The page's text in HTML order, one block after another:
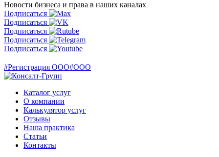
Новости бизнеса и права в наших каналах
Подписаться
Подписаться
Подписаться
Подписаться
Подписаться
#Регистрация ООО#ООО
Каталог услуг
О компании
Калькулятор услуг
Отзывы
Наша практика
Статьи
Контакты